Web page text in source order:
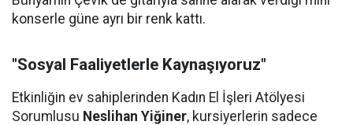
konserle güne ayrı bir renk kattı.
"Sosyal Faaliyetlerle Kaynaşıyoruz"
Etkinliğin ev sahiplerinden Kadın El İşleri Atölyesi
Sorumlusu Neslihan Yiğiner, kursiyerlerin sadece